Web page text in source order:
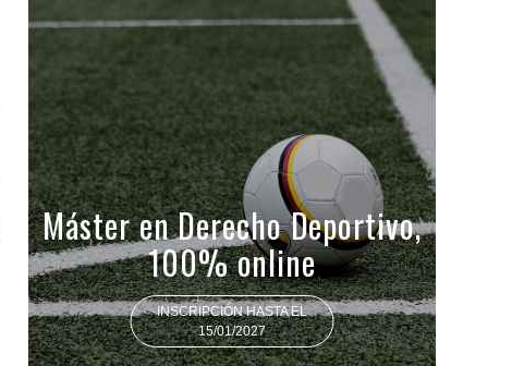
Máster en Derecho Deportivo,
100% online
INSCRIPCIÓN HASTA EL
15/01/2027